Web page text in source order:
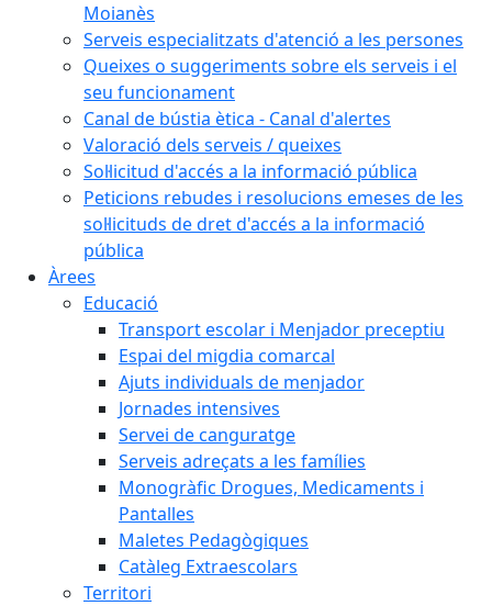
Moianès
Serveis especialitzats d'atenció a les persones
Queixes o suggeriments sobre els serveis i el
seu funcionament
Canal de bústia ètica - Canal d'alertes
Valoració dels serveis / queixes
Sol·licitud d'accés a la informació pública
Peticions rebudes i resolucions emeses de les
sol·licituds de dret d'accés a la informació
pública
Àrees
Educació
Transport escolar i Menjador preceptiu
Espai del migdia comarcal
Ajuts individuals de menjador
Jornades intensives
Servei de canguratge
Serveis adreçats a les famílies
Monogràfic Drogues, Medicaments i
Pantalles
Maletes Pedagògiques
Catàleg Extraescolars
Territori